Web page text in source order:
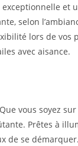
et
selon
lors de vos
avec aisance.
vous soyez
Prêtes à
de se